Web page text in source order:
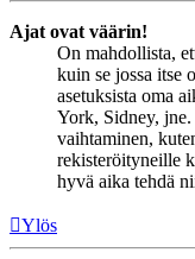
Ajat ovat väärin!
On mahdollista,
kuin se jossa itse
asetuksista oma
York, Sidney,
vaihtaminen,
rekisteröityneille
hyvä aika tehdä
Ylös